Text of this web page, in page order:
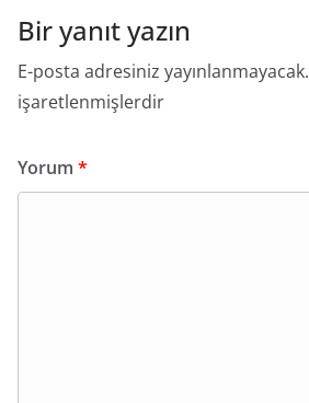
Bir yanıt yazın
E-posta adresiniz yayınlanmayacak.
işaretlenmişlerdir
Yorum *